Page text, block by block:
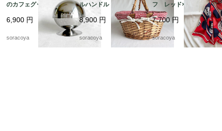
のカフェグッズ お砂
糖入れ ドーム型 カ
フェインテリア 12twd
6,900 円
soracoya
ルハンドル バスケッ
ト パニエ ピクニッ
ク 12otek18
8,900 円
soracoya
フ レッド×ネイビー
バルーン ドット柄
シルク フランス 19
acm31-5
7,700円
soracoya